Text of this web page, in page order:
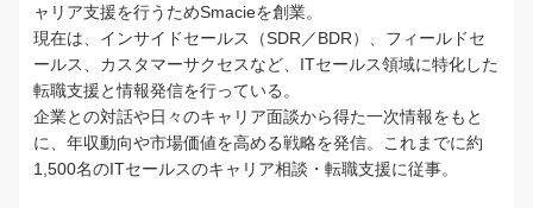
ャリア支援を行うためSmacieを創業。
現在は、インサイドセールス（SDR／BDR）、フィールドセ
ールス、カスタマーサクセスなど、ITセールス領域に特化した
転職支援と情報発信を行っている。
企業との対話や日々のキャリア面談から得た一次情報をもと
に、年収動向や市場価値を高める戦略を発信。これまでに約
1,500名のITセールスのキャリア相談・転職支援に従事。